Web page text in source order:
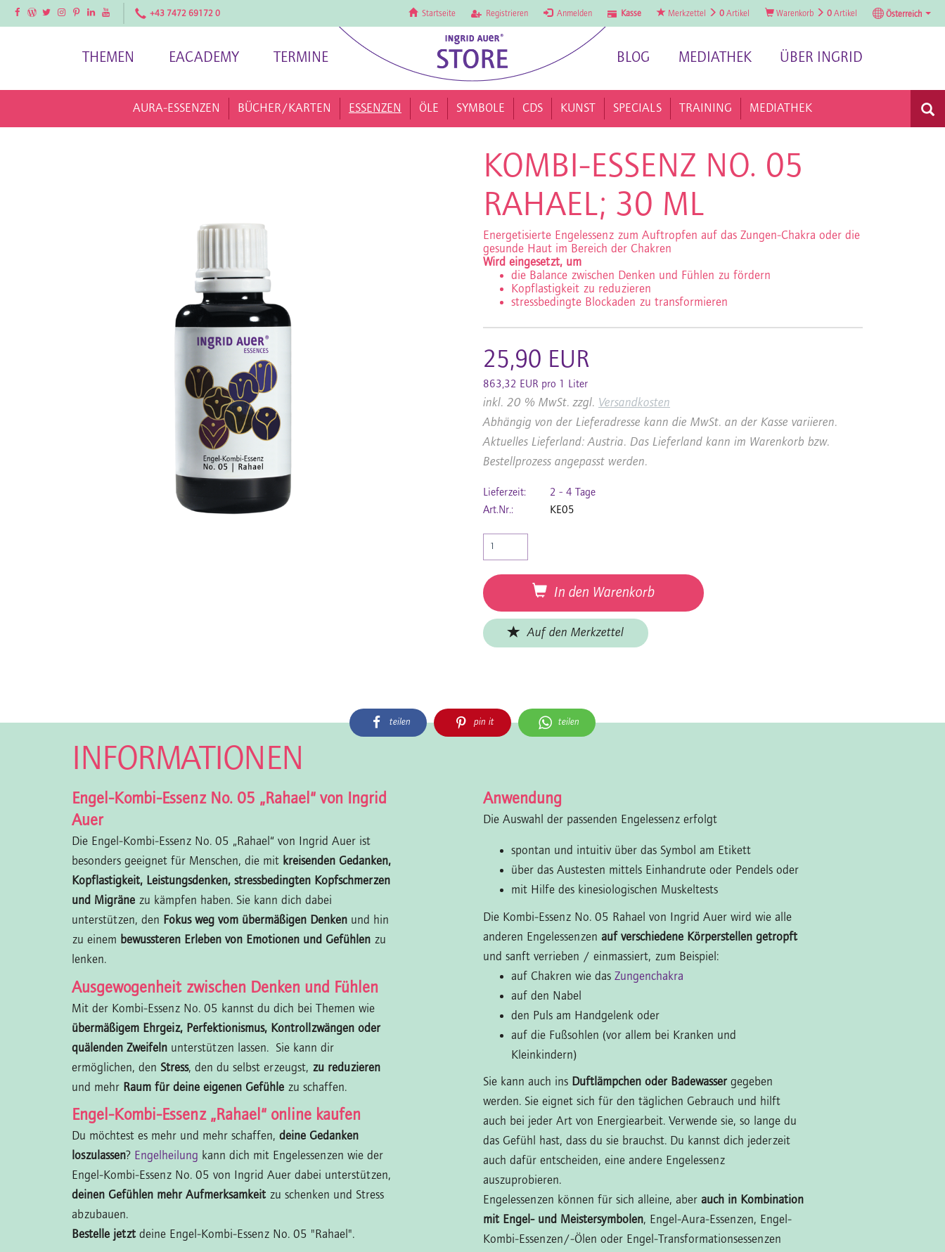
FacebookFacebookTwitterInstagramPinterestLinkedInYouTube +43 7472 69172 0 Startseite Registrieren Anmelden Kasse Merkzettel 0 Artikel Warenkorb 0 Artikel Österreich
THEMEN EACADEMY TERMINE BLOG MEDIATHEK ÜBER INGRID
AURA-ESSENZEN BÜCHER/KARTEN ESSENZEN ÖLE SYMBOLE CDS KUNST SPECIALS TRAINING MEDIATHEK
KOMBI-ESSENZ NO. 05
RAHAEL; 30 ML
Energetisierte Engelessenz zum Auftropfen auf das Zungen-Chakra oder die
gesunde Haut im Bereich der Chakren
Wird eingesetzt, um
die Balance zwischen Denken und Fühlen zu fördern
Kopflastigkeit zu reduzieren
stressbedingte Blockaden zu transformieren
25,90 EUR
863,32 EUR pro 1 Liter
inkl. 20 % MwSt. zzgl. Versandkosten
Abhängig von der Lieferadresse kann die MwSt. an der Kasse variieren.
Aktuelles Lieferland: Austria. Das Lieferland kann im Warenkorb bzw.
Bestellprozess angepasst werden.
Lieferzeit:
2 - 4 Tage
Art.Nr.:
KE05
In den Warenkorb
Auf den Merkzettel
teilen pin it teilen
INFORMATIONEN
Engel-Kombi-Essenz No. 05 „Rahael“ von Ingrid
Auer
Die Engel-Kombi-Essenz No. 05 „Rahael“ von Ingrid Auer ist
besonders geeignet für Menschen, die mit kreisenden Gedanken,
Kopflastigkeit, Leistungsdenken, stressbedingten Kopfschmerzen
und Migräne zu kämpfen haben. Sie kann dich dabei
unterstützen, den Fokus weg vom übermäßigen Denken und hin
zu einem bewussteren Erleben von Emotionen und Gefühlen zu
lenken.
Ausgewogenheit zwischen Denken und Fühlen
Mit der Kombi-Essenz No. 05 kannst du dich bei Themen wie
übermäßigem Ehrgeiz, Perfektionismus, Kontrollzwängen oder
quälenden Zweifeln unterstützen lassen. Sie kann dir
ermöglichen, den Stress, den du selbst erzeugst, zu reduzieren
und mehr Raum für deine eigenen Gefühle zu schaffen.
Engel-Kombi-Essenz „Rahael“ online kaufen
Du möchtest es mehr und mehr schaffen, deine Gedanken
loszulassen? Engelheilung kann dich mit Engelessenzen wie der
Engel-Kombi-Essenz No. 05 von Ingrid Auer dabei unterstützen,
deinen Gefühlen mehr Aufmerksamkeitzu schenken und Stress
abzubauen.
Bestelle jetztdeine Engel-Kombi-Essenz No. 05 "Rahael".
Anwendung
Die Auswahl der passenden Engelessenz erfolgt
spontan und intuitiv über das Symbol am Etikett
über das Austesten mittels Einhandrute oder Pendels oder
mit Hilfe des kinesiologischen Muskeltests
Die Kombi-Essenz No. 05 Rahael von Ingrid Auer wird wie alle
anderen Engelessenzen auf verschiedene Körperstellen getropft
und sanft verrieben / einmassiert, zum Beispiel:
auf Chakren wie das Zungenchakra
auf den Nabel
den Puls am Handgelenk oder
auf die Fußsohlen (vor allem bei Kranken und
Kleinkindern)
Sie kann auch ins Duftlämpchen oder Badewassergegeben
werden. Sie eignet sich für den täglichen Gebrauch und hilft
auch bei jeder Art von Energiearbeit. Verwende sie, so lange du
das Gefühl hast, dass du sie brauchst. Du kannst dich jederzeit
auch dafür entscheiden, eine andere Engelessenz
auszuprobieren.
Engelessenzen können für sich alleine, aber auch in Kombination
mit Engel- und Meistersymbolen, Engel-Aura-Essenzen, Engel-
Kombi-Essenzen/-Ölen oder Engel-Transformationsessenzen